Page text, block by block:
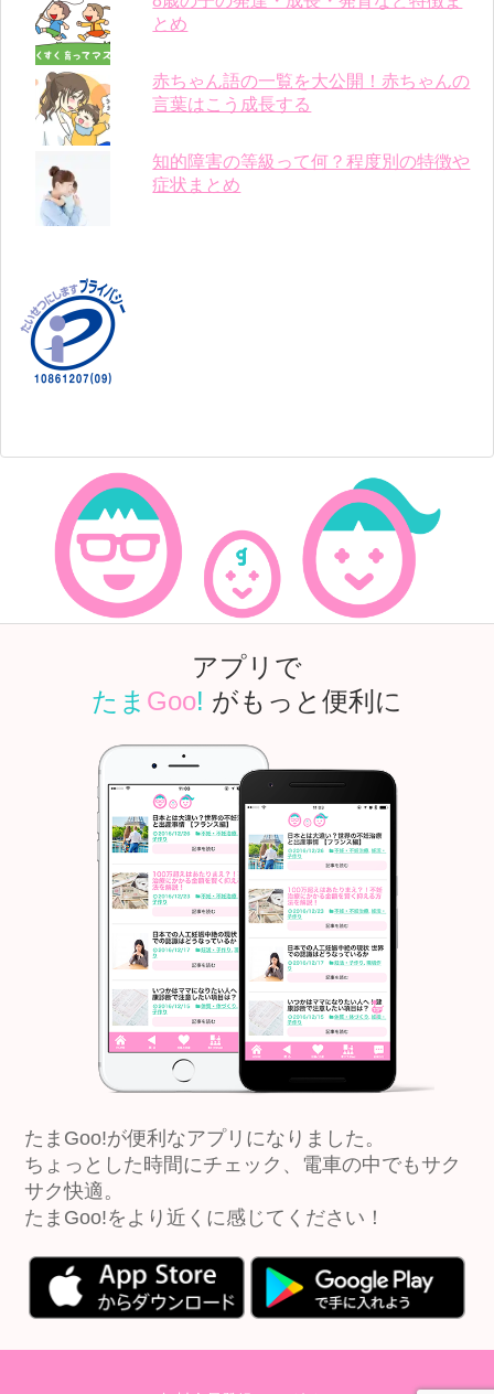
とめ
赤ちゃん語の一覧を大公開！赤ちゃんの
言葉はこう成長する
知的障害の等級って何？程度別の特徴や
症状まとめ
アプリで
たま Goo! がもっと便利に
たまGoo!が便利なアプリになりました。
ちょっとした時間にチェック、電車の中でもサク
サク快適。
たまGoo!をより近くに感じてください！